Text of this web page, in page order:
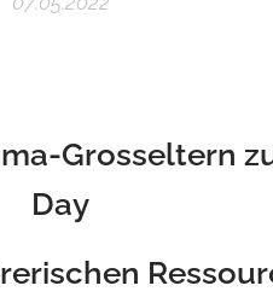
Grosseltern
Day